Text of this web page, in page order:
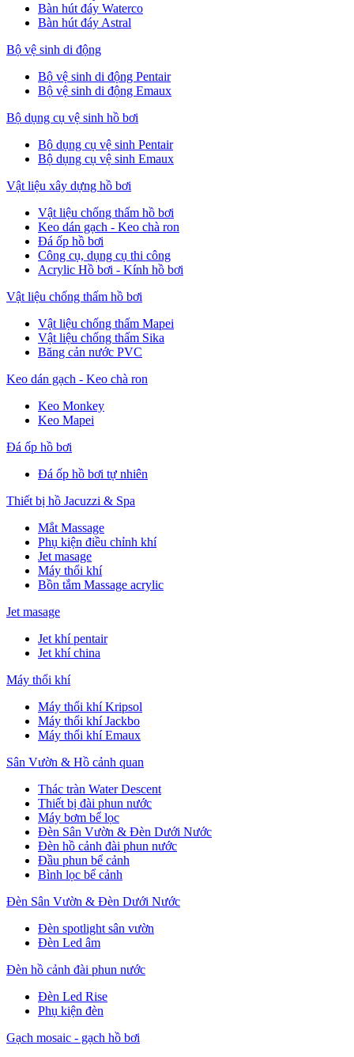
Bàn hút đáy Waterco
Bàn hút đáy Astral
Bộ vệ sinh di động
Bộ vệ sinh di động Pentair
Bộ vệ sinh di động Emaux
Bộ dụng cụ vệ sinh hồ bơi
Bộ dụng cụ vệ sinh Pentair
Bộ dụng cụ vệ sinh Emaux
Vật liệu xây dựng hồ bơi
Vật liệu chống thấm hồ bơi
Keo dán gạch - Keo chà ron
Đá ốp hồ bơi
Công cụ, dụng cụ thi công
Acrylic Hồ bơi - Kính hồ bơi
Vật liệu chống thấm hồ bơi
Vật liệu chống thấm Mapei
Vật liệu chống thấm Sika
Băng cản nước PVC
Keo dán gạch - Keo chà ron
Keo Monkey
Keo Mapei
Đá ốp hồ bơi
Đá ốp hồ bơi tự nhiên
Thiết bị hồ Jacuzzi & Spa
Mắt Massage
Phụ kiện điều chỉnh khí
Jet masage
Máy thổi khí
Bồn tắm Massage acrylic
Jet masage
Jet khí pentair
Jet khí china
Máy thổi khí
Máy thổi khí Kripsol
Máy thổi khí Jackbo
Máy thổi khí Emaux
Sân Vườn & Hồ cảnh quan
Thác tràn Water Descent
Thiết bị đài phun nước
Máy bơm bể lọc
Đèn Sân Vườn & Đèn Dưới Nước
Đèn hồ cảnh đài phun nước
Đầu phun bể cảnh
Bình lọc bể cảnh
Đèn Sân Vườn & Đèn Dưới Nước
Đèn spotlight sân vườn
Đèn Led âm
Đèn hồ cảnh đài phun nước
Đèn Led Rise
Phụ kiện đèn
Gạch mosaic - gạch hồ bơi